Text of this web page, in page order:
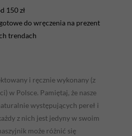
150 zł
do wręczenia na prezent
trendach
i ręcznie wykonany (z
w Polsce. Pamiętaj, że nasze
występujących pereł i
z nich jest jedyny w swoim
może różnić się